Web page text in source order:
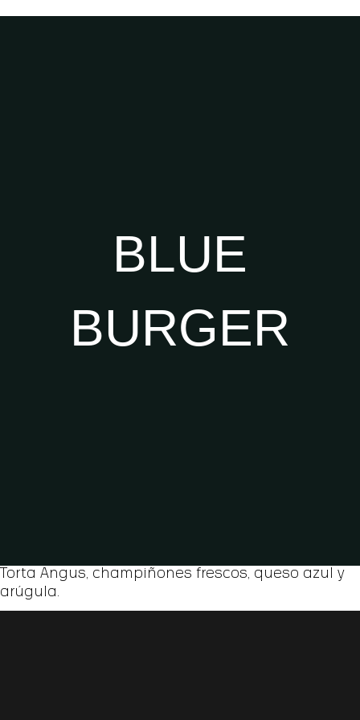
BLUE
BURGER
Torta Angus, champiñones frescos, queso azul y
arúgula.